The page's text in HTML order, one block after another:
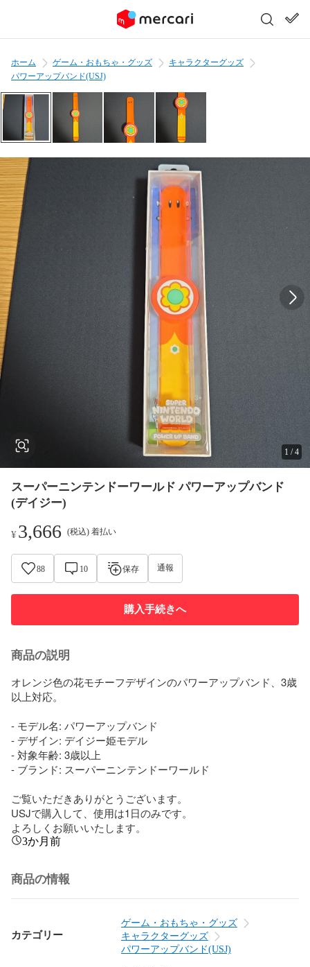
ホーム ゲーム・おもちゃ・グッズ
キャラクターグッズ
パワーアップバンド(USJ)
1 /4
スーパーニンテンドーワールド パワーアップバンド
(デイジー)
¥3,666 (税込) 着払い
88 10 保存 通報
購入手続きへ
商品の説明
オレンジ色の花モチーフデザインのパワーアップバンド、3歳
以上対応。
- モデル名: パワーアップバンド
- デザイン: デイジー姫モデル
- 対象年齢: 3歳以上
- ブランド: スーパーニンテンドーワールド
ご覧いただきありがとうございます。
USJで購入して、使用は1日のみです。
よろしくお願いいたします。
3か月前
商品の情報
カテゴリー
ゲーム・おもちゃ・グッズ
キャラクターグッズ
パワーアップバンド(USJ)